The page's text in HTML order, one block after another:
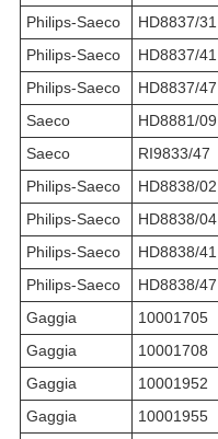
Philips-Saeco
HD8837/31
Philips-Saeco
HD8837/41
Philips-Saeco
HD8837/47
Saeco
HD8881/09
Saeco
RI9833/47
Philips-Saeco
HD8838/02
Philips-Saeco
HD8838/04
Philips-Saeco
HD8838/41
Philips-Saeco
HD8838/47
Gaggia
10001705
Gaggia
10001708
Gaggia
10001952
Gaggia
10001955